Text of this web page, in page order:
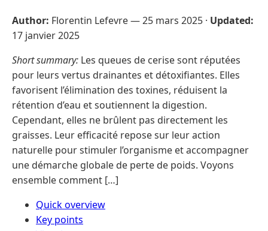
Author: Florentin Lefevre —25 mars 2025 · Updated:
17 janvier 2025
Short summary: Les queues de cerise sont réputées
pour leurs vertus drainantes et détoxifiantes. Elles
favorisent l’élimination des toxines, réduisent la
rétention d’eau et soutiennent la digestion.
Cependant, elles ne brûlent pas directement les
graisses. Leur efficacité repose sur leur action
naturelle pour stimuler l’organisme et accompagner
une démarche globale de perte de poids. Voyons
ensemble comment […]
Quick overview
Key points